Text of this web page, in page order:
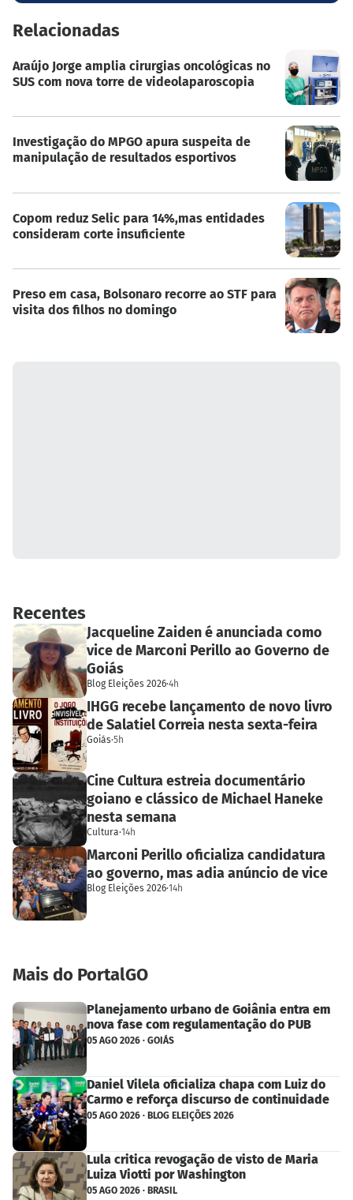
Relacionadas
Araújo Jorge amplia cirurgias oncológicas no
SUS com nova torre de videolaparoscopia
Investigação do MPGO apura suspeita de
manipulação de resultados esportivos
Copom reduz Selic para 14%,mas entidades
consideram corte insuficiente
Preso em casa, Bolsonaro recorre ao STF para
visita dos filhos no domingo
Recentes
Jacqueline Zaiden é anunciada como
vice de Marconi Perillo ao Governo de
Goiás
Blog Eleições 2026·4h
IHGG recebe lançamento de novo livro
de Salatiel Correia nesta sexta-feira
Goiás·5h
Cine Cultura estreia documentário
goiano e clássico de Michael Haneke
nesta semana
Cultura·14h
Marconi Perillo oficializa candidatura
ao governo, mas adia anúncio de vice
Blog Eleições 2026·14h
Mais do PortalGO
Planejamento urbano de Goiânia entra em
nova fase com regulamentação do PUB
05 AGO 2026 · GOIÁS
Daniel Vilela oficializa chapa com Luiz do
Carmo e reforça discurso de continuidade
05 AGO 2026 · BLOG ELEIÇÕES 2026
Lula critica revogação de visto de Maria
Luiza Viotti por Washington
05 AGO 2026 · BRASIL